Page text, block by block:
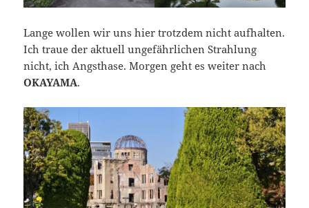
Lange wollen wir uns hier trotzdem nicht aufhalten.
Ich traue der aktuell ungefährlichen Strahlung
nicht, ich Angsthase. Morgen geht es weiter nach
OKAYAMA.